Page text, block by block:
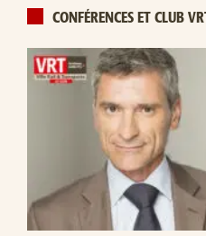
CONFÉRENCES ET CLUB VRT